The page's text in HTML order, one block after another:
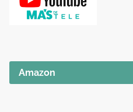
Amazon